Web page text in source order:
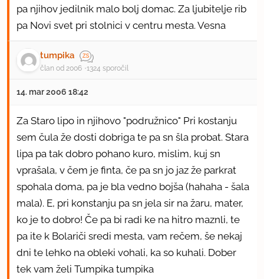
pa njihov jedilnik malo bolj domac. Za ljubitelje rib
pa Novi svet pri stolnici v centru mesta. Vesna
tumpika
član od 2006 1324 sporočil
14. mar 2006 18:42
Za Staro lipo in njihovo "podružnico" Pri kostanju
sem čula že dosti dobriga te pa sn šla probat. Stara
lipa pa tak dobro pohano kuro, mislim, kuj sn
vprašala, v čem je finta, če pa sn jo jaz že parkrat
spohala doma, pa je bla vedno bojša (hahaha - šala
mala). E, pri konstanju pa sn jela sir na žaru, mater,
ko je to dobro! Če pa bi radi ke na hitro maznli, te
pa ite k Bolariči sredi mesta, vam rečem, še nekaj
dni te lehko na obleki vohali, ka so kuhali. Dober
tek vam želi Tumpika tumpika